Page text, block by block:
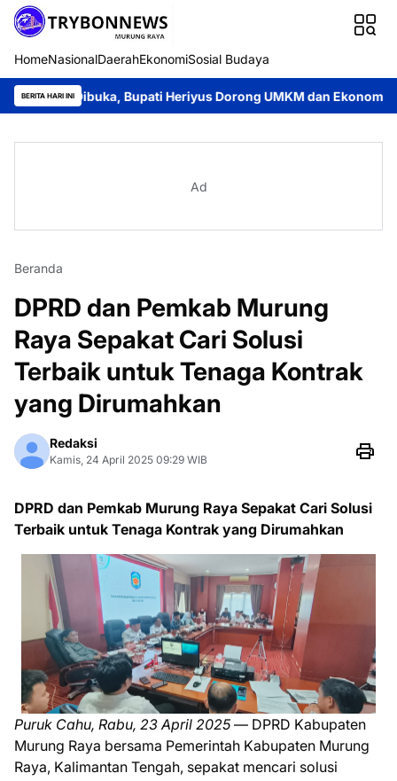
HomeNasionalDaerahEkonomiSosial Budaya
BERITA HARI INIBupati Heriyus Dorong UMKM dan Ekonomi Lokal
Ad
Beranda
DPRD dan Pemkab Murung
Raya Sepakat Cari Solusi
Terbaik untuk Tenaga Kontrak
yang Dirumahkan
Redaksi
Kamis, 24 April 2025 09:29 WIB
DPRD dan Pemkab Murung Raya Sepakat Cari Solusi
Terbaik untuk Tenaga Kontrak yang Dirumahkan
Puruk Cahu, Rabu, 23 April 2025 — DPRD Kabupaten
Murung Raya bersama Pemerintah Kabupaten Murung
Raya, Kalimantan Tengah, sepakat mencari solusi